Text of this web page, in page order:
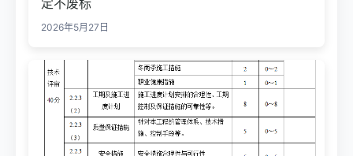
2026年5月27日